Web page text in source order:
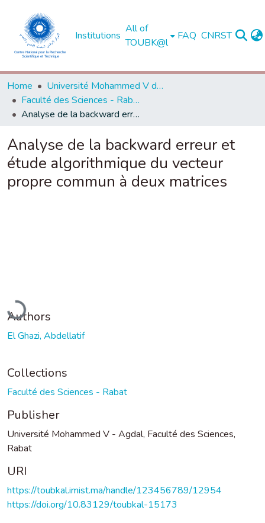
Institutions
All of
TOUBK@l
FAQ CNRST
Home
Université Mohammed V de Rabat
Faculté des Sciences - Rabat
Analyse de la backward erreur et étude algorithmique du vecteur propre commun à deux matrices
Analyse de la backward erreur et
étude algorithmique du vecteur
propre commun à deux matrices
Loading...
Authors
El Ghazi, Abdellatif
Collections
Faculté des Sciences - Rabat
Publisher
Université Mohammed V - Agdal, Faculté des Sciences,
Rabat
URI
https://toubkal.imist.ma/handle/123456789/12954
https://doi.org/10.83129/toubkal-15173